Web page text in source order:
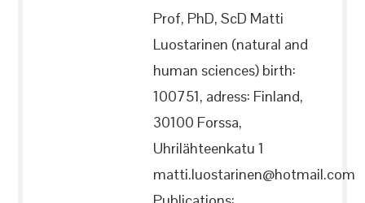
Prof, PhD, ScD Matti
Luostarinen (natural and
human sciences) birth:
100751, adress: Finland,
30100 Forssa,
Uhrilähteenkatu 1
matti.luostarinen@hotmail.com